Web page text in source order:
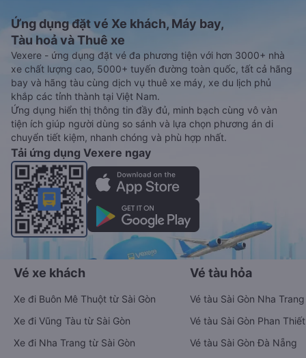
Ứng dụng đặt vé Xe khách, Máy bay,
Tàu hoả và Thuê xe
Vexere - ứng dụng đặt vé đa phương tiện với hơn 3000+ nhà
xe chất lượng cao, 5000+ tuyến đường toàn quốc, tất cả hãng
bay và hãng tàu cùng dịch vụ thuê xe máy, xe du lịch phủ
khắp các tỉnh thành tại Việt Nam.
Ứng dụng hiển thị thông tin đầy đủ, minh bạch cùng vô vàn
tiện ích giúp người dùng so sánh và lựa chọn phương án di
chuyển tiết kiệm, nhanh chóng và phù hợp nhất.
Tải ứng dụng Vexere ngay
Vé xe khách
Xe đi Buôn Mê Thuột từ Sài Gòn
Xe đi Vũng Tàu từ Sài Gòn
Xe đi Nha Trang từ Sài Gòn
Vé tàu hỏa
Vé tàu Sài Gòn Nha Trang
Vé tàu Sài Gòn Phan Thiết
Vé tàu Sài Gòn Đà Nẵng